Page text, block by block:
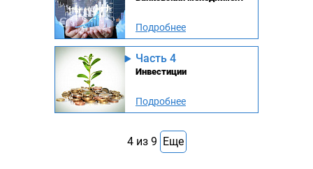
Подробнее
Часть 4
Инвестиции
Подробнее
4из 9 Еще